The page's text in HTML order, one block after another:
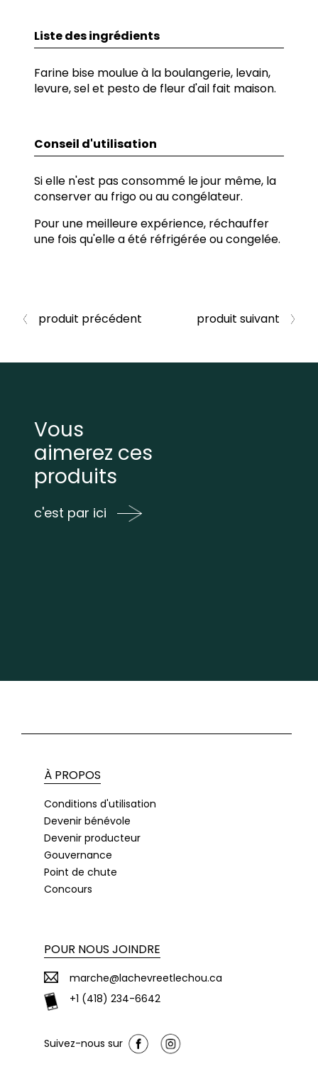
Liste des ingrédients
Farine bise moulue à la boulangerie, levain,
levure, sel et pesto de fleur d'ail fait maison.
Conseil d'utilisation
Si elle n'est pas consommé le jour même, la
conserver au frigo ou au congélateur.
Pour une meilleure expérience, réchauffer
une fois qu'elle a été réfrigérée ou congelée.
produit précédent produit suivant
Vous
aimerez ces
produits
c'est par ici
À PROPOS
Conditions d'utilisation
Devenir bénévole
Devenir producteur
Gouvernance
Point de chute
Concours
POUR NOUS JOINDRE
marche@lachevreetlechou.ca
+1 (418) 234-6642
Suivez-nous sur